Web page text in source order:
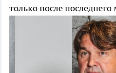
только после последнего